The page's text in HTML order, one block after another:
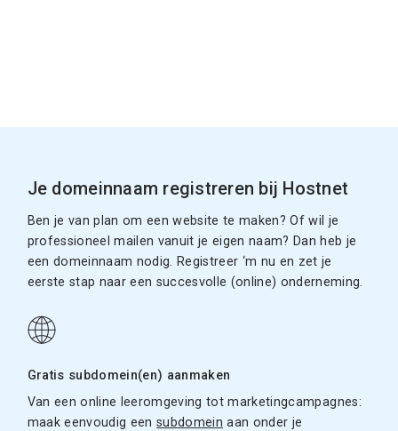
Je domeinnaam registreren bij Hostnet
Ben je van plan om een website te maken? Of wil je
professioneel mailen vanuit je eigen naam? Dan heb je
een domeinnaam nodig. Registreer ‘m nu en zet je
eerste stap naar een succesvolle (online) onderneming.
Gratis subdomein(en) aanmaken
Van een online leeromgeving tot marketingcampagnes:
maak eenvoudig eensubdomein aan onder je